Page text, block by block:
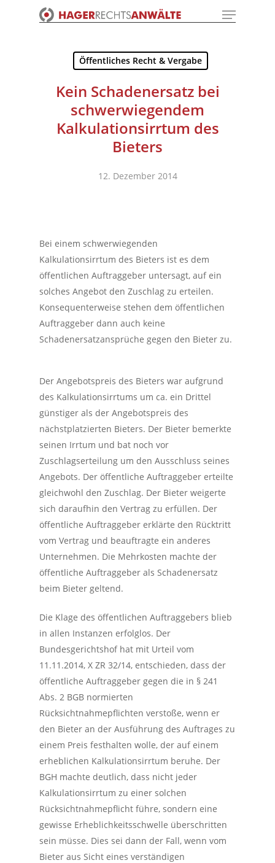
Menu
Öffentliches Recht & Vergabe
Kein Schadenersatz bei
schwerwiegendem
Kalkulationsirrtum des
Bieters
12. Dezember 2014
Bei einem schwerwiegenden
Kalkulationsirrtum des Bieters ist es dem
öffentlichen Auftraggeber untersagt, auf ein
solches Angebot den Zuschlag zu erteilen.
Konsequenterweise stehen dem öffentlichen
Auftraggeber dann auch keine
Schadenersatzansprüche gegen den Bieter zu.
Der Angebotspreis des Bieters war aufgrund
des Kalkulationsirrtums um ca. ein Drittel
günstiger als der Angebotspreis des
nächstplatzierten Bieters. Der Bieter bemerkte
seinen Irrtum und bat noch vor
Zuschlagserteilung um den Ausschluss seines
Angebots. Der öffentliche Auftraggeber erteilte
gleichwohl den Zuschlag. Der Bieter weigerte
sich daraufhin den Vertrag zu erfüllen. Der
öffentliche Auftraggeber erklärte den Rücktritt
vom Vertrag und beauftragte ein anderes
Unternehmen. Die Mehrkosten machte der
öffentliche Auftraggeber als Schadenersatz
beim Bieter geltend.
Die Klage des öffentlichen Auftraggebers blieb
in allen Instanzen erfolglos. Der
Bundesgerichtshof hat mit Urteil vom
11.11.2014, X ZR 32/14, entschieden, dass der
öffentliche Auftraggeber gegen die in § 241
Abs. 2 BGB normierten
Rücksichtnahmepflichten verstoße, wenn er
den Bieter an der Ausführung des Auftrages zu
einem Preis festhalten wolle, der auf einem
erheblichen Kalkulationsirrtum beruhe. Der
BGH machte deutlich, dass nicht jeder
Kalkulationsirrtum zu einer solchen
Rücksichtnahmepflicht führe, sondern eine
gewisse Erheblichkeitsschwelle überschritten
sein müsse. Dies sei dann der Fall, wenn vom
Bieter aus Sicht eines verständigen